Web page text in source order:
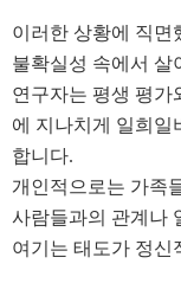
이러한 상황에 직면
불확실성 속에서 살
연구자는 평생 평가
에 지나치게 일희일
합니다.
개인적으로는 가족
사람들과의 관계나
여기는 태도가 정신